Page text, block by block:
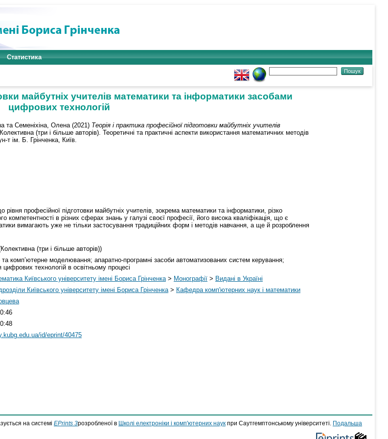
Статистика
майбутніх учителів математики та інформатики засобами
цифрових технологій
та Семеніхіна, Олена (2021) Теорія і практика професійної підготовки майбутніх учителів
Колективна (три і більше авторів). Теоретичні та практичні аспекти використання математичних методів
т ім. Б. Грінченка, Київ.
професійної підготовки майбутніх учителів, зокрема математики та інформатики, різко
в різних сферах знань у галузі своєї професії, його висока кваліфікація, що є
вимагають уже не тільки застосування традиційних форм і методів навчання, а ще й розроблення
(три і більше авторів))
комп’ютерне моделювання; апаратно-програмні засоби автоматизованих систем керування;
цифрових технологій в освітньому процесі
Київського університету імені Бориса Грінченка > Монографії > Видані в Україні
Київського університету імені Бориса Грінченка > Кафедра комп'ютерних наук і математики
id/eprint/40475
на системі EPrints 3розробленої в Школі електроніки і комп'ютерних наук при Саутгемптонському університеті.
Подальша